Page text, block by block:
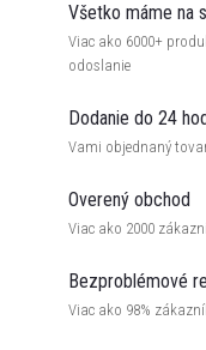
Všetko máme na
Viac ako 6000+
odoslanie
Dodanie do 24
Vami objednaný
Overený obchod
Viac ako 2000
Bezproblémové
Viac ako 98%